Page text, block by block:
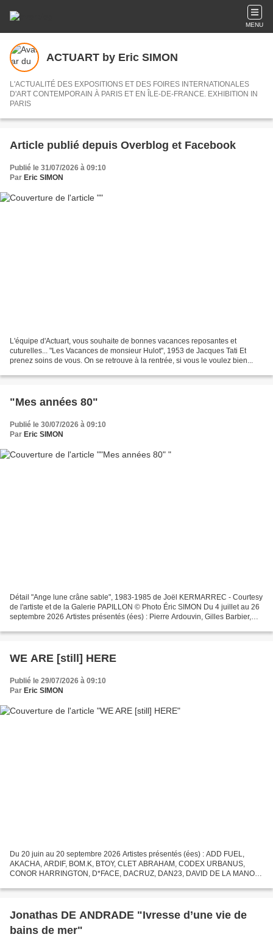
MENU
ACTUART by Eric SIMON
L'ACTUALITÉ DES EXPOSITIONS ET DES FOIRES INTERNATIONALES
D'ART CONTEMPORAIN À PARIS ET EN ÎLE-DE-FRANCE. EXHIBITION IN
PARIS
Article publié depuis Overblog et Facebook
Publié le 31/07/2026 à 09:10
Par Eric SIMON
L'équipe d'Actuart, vous souhaite de bonnes vacances reposantes et
cuturelles... "Les Vacances de monsieur Hulot", 1953 de Jacques Tati Et
prenez soins de vous. On se retrouve à la rentrée, si vous le voulez bien...
"Mes années 80"
Publié le 30/07/2026 à 09:10
Par Eric SIMON
Détail "Ange lune crâne sable", 1983-1985 de Joël KERMARREC - Courtesy
de l'artiste et de la Galerie PAPILLON © Photo Éric SIMON Du 4 juillet au 26
septembre 2026 Artistes présentés (ées) : Pierre Ardouvin, Gilles Barbier,
WE ARE [still] HERE
Publié le 29/07/2026 à 09:10
Par Eric SIMON
Du 20 juin au 20 septembre 2026 Artistes présentés (ées) : ADD FUEL,
AKACHA, ARDIF, BOM.K, BTOY, CLET ABRAHAM, CODEX URBANUS,
CONOR HARRINGTON, D*FACE, DACRUZ, DAN23, DAVID DE LA MANO,
HOM,...
Jonathas DE ANDRADE "Ivresse d’une vie de
bains de mer"